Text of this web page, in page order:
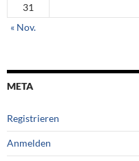
31
« Nov.
META
Registrieren
Anmelden